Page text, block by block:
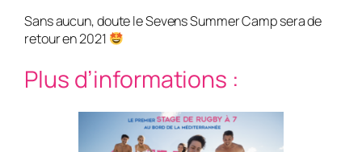
Sans aucun, doute le Sevens Summer Camp sera de
retour en 2021
Plus d’informations :